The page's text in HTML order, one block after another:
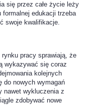
się przez całe życie leży
formalnej edukacji trzeba
swoje kwalifikacje.
pracy sprawiają, że
wykazywać się coraz
kolejnych
do nowych wymagań
nawet wykluczenia z
zdobywać nowe